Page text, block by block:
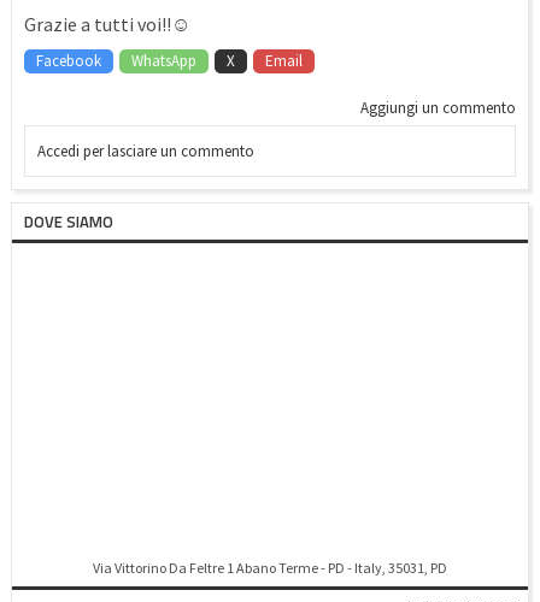
Grazie a tutti voi!!☺️
Facebook WhatsApp X Email
Aggiungi un commento
Accedi per lasciare un commento
DOVE SIAMO
Via Vittorino Da Feltre 1 Abano Terme - PD - Italy, 35031, PD